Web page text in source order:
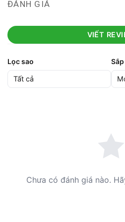
ĐÁNH GIÁ
VIẾT
Lọc sao
Chưa có đánh giá nào.